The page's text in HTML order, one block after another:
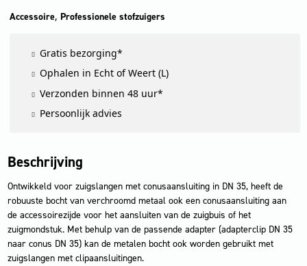
metaal,
accessoire
aantal
Accessoire, Professionele stofzuigers
Gratis bezorging*
Ophalen in Echt of Weert (L)
Verzonden binnen 48 uur*
Persoonlijk advies
Beschrijving
Ontwikkeld voor zuigslangen met conusaansluiting in DN 35, heeft de
robuuste bocht van verchroomd metaal ook een conusaansluiting aan
de accessoirezijde voor het aansluiten van de zuigbuis of het
zuigmondstuk. Met behulp van de passende adapter (adapterclip DN 35
naar conus DN 35) kan de metalen bocht ook worden gebruikt met
zuigslangen met clipaansluitingen.